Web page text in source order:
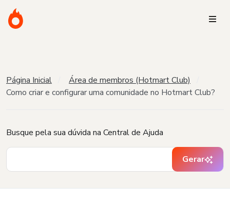
Página Inicial
Área de membros (Hotmart Club)
Como criar e configurar uma comunidade no Hotmart Club?
Busque pela sua dúvida na Central de Ajuda
Gerar